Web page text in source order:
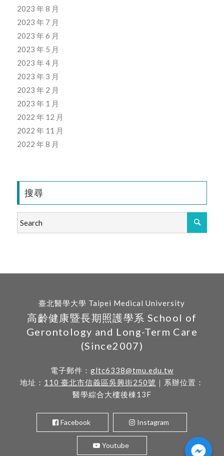
2023 年 8 月
2023 年 7 月
2023 年 6 月
2023 年 5 月
2023 年 4 月
2023 年 3 月
2023 年 2 月
2023 年 1 月
2022 年 12 月
2022 年 11 月
2022 年 8 月
搜尋
臺北醫學大學 Taipei Medical University
高齡健康暨長期照護學系 School of
Gerontology and Long-Term Care
(Since2007)
電子郵件： gltc6338@tmu.edu.tw
地址： 110 臺北市信義區吳興街250號 ｜系辦位置：
醫學綜合大樓後棟13F
Facebook Instagram
Youtube